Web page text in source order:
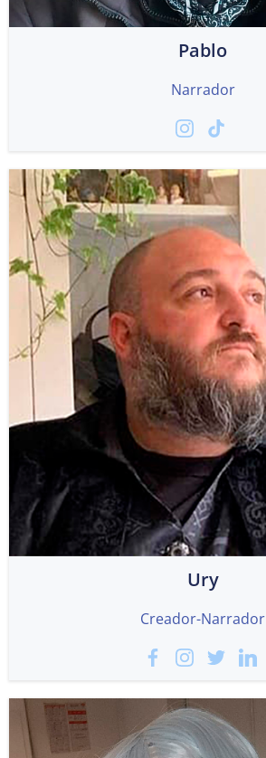
Pablo
Narrador
Ury
Creador-Narrador